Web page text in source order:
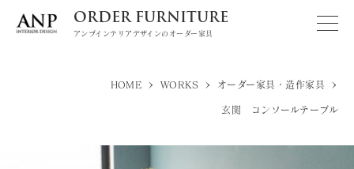
ORDER FURNITURE
アンプインテリアデザインのオーダー家具
HOME > WORKS > オーダー家具・造作家具 >
玄関 コンソールテーブル